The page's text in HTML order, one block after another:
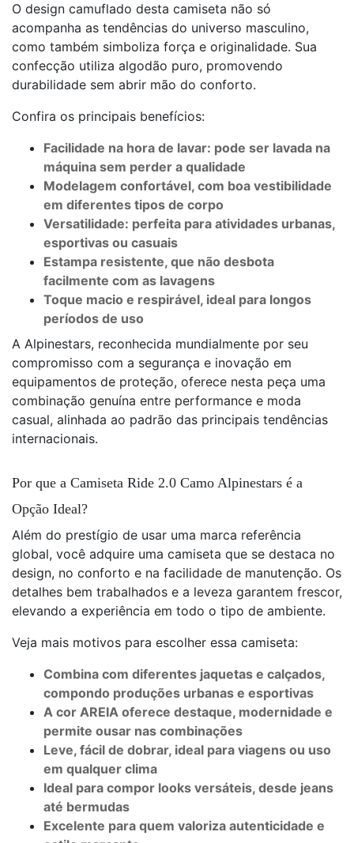
O design camuflado desta camiseta não só
acompanha as tendências do universo masculino,
como também simboliza força e originalidade. Sua
confecção utiliza algodão puro, promovendo
durabilidade sem abrir mão do conforto.
Confira os principais benefícios:
Facilidade na hora de lavar: pode ser lavada na
máquina sem perder a qualidade
Modelagem confortável, com boa vestibilidade
em diferentes tipos de corpo
Versatilidade: perfeita para atividades urbanas,
esportivas ou casuais
Estampa resistente, que não desbota
facilmente com as lavagens
Toque macio e respirável, ideal para longos
períodos de uso
A Alpinestars, reconhecida mundialmente por seu
compromisso com a segurança e inovação em
equipamentos de proteção, oferece nesta peça uma
combinação genuína entre performance e moda
casual, alinhada ao padrão das principais tendências
internacionais.
Por que a Camiseta Ride 2.0 Camo Alpinestars é a
Opção Ideal?
Além do prestígio de usar uma marca referência
global, você adquire uma camiseta que se destaca no
design, no conforto e na facilidade de manutenção. Os
detalhes bem trabalhados e a leveza garantem frescor,
elevando a experiência em todo o tipo de ambiente.
Veja mais motivos para escolher essa camiseta:
Combina com diferentes jaquetas e calçados,
compondo produções urbanas e esportivas
A cor AREIA oferece destaque, modernidade e
permite ousar nas combinações
Leve, fácil de dobrar, ideal para viagens ou uso
em qualquer clima
Ideal para compor looks versáteis, desde jeans
até bermudas
Excelente para quem valoriza autenticidade e